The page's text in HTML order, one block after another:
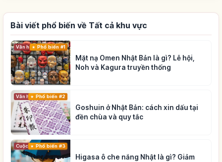
Bài viết phổ biến về Tất cả khu vực
Văn hóa truyền thống
Phổ biến #1
Mặt nạ Omen Nhật Bản là gì? Lễ hội,
Noh và Kagura truyền thống
Văn hóa truyền thống
Phổ biến #2
Goshuin ở Nhật Bản: cách xin dấu tại
đền chùa và quy tắc
Cuộc sốngPhổ biến #3
Higasa ô che nắng Nhật là gì? Giảm